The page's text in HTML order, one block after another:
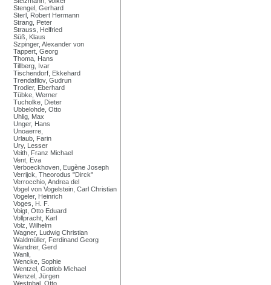
Stengel, Gerhard
Sterl, Robert Hermann
Strang, Peter
Strauss, Helfried
Süß, Klaus
Szpinger, Alexander von
Tappert, Georg
Thoma, Hans
Tillberg, Ivar
Tischendorf, Ekkehard
Trendafilov, Gudrun
Trodler, Eberhard
Tübke, Werner
Tucholke, Dieter
Ubbelohde, Otto
Uhlig, Max
Unger, Hans
Unoaerre,
Urlaub, Farin
Ury, Lesser
Veith, Franz Michael
Vent, Eva
Verboeckhoven, Eugène Joseph
Verrijck, Theorodus "Dirck"
Verrocchio, Andrea del
Vogel von Vogelstein, Carl Christian
Vogeler, Heinrich
Voges, H. F.
Voigt, Otto Eduard
Vollpracht, Karl
Volz, Wilhelm
Wagner, Ludwig Christian
Waldmüller, Ferdinand Georg
Wandrer, Gerd
Wanli,
Wencke, Sophie
Wentzel, Gottlob Michael
Wenzel, Jürgen
Westphal, Otto